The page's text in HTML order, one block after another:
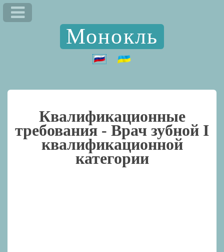
Монокль
Квалификационные
требования - Врач зубной I
квалификационной
категории